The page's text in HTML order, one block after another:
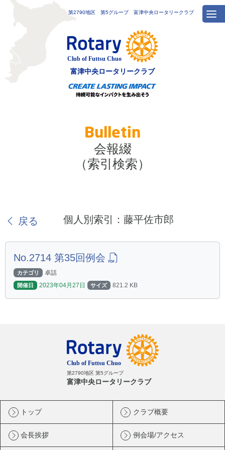
富津中央ロータリークラブ
第2790地区 第5グループ 富津中央ロータリークラブ
Bulletin
会報綴
（索引検索）
戻る 個人別索引：藤平佐市郎
No.2714 第35回例会
カテゴリ 卓話
開催日 2023年04月27日 サイズ 821.2 KB
第2790地区 第5グループ
富津中央ロータリークラブ
トップ クラブ概要
会長挨拶 例会場/アクセス